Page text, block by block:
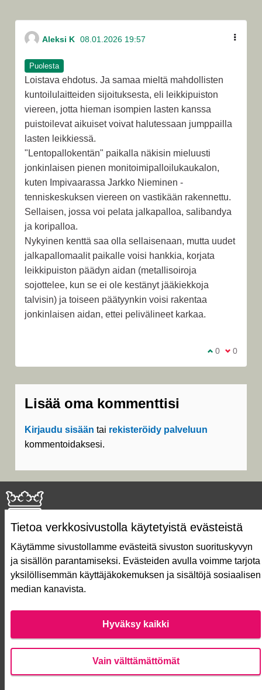
Tietoa verkkosivustolla käytetyistä evästeistä
Käytämme sivustollamme evästeitä sivuston suorituskyvyn
ja sisällön parantamiseksi. Evästeiden avulla voimme tarjota
yksilöllisemmän käyttäjäkokemuksen ja sisältöjä sosiaalisen
median kanavista.
Hyväksy kaikki
Vain välttämättömät
Aleksi K 08.01.2026 19:57
Puolesta
Loistava ehdotus. Ja samaa mieltä mahdollisten
kuntoilulaitteiden sijoituksesta, eli leikkipuiston
viereen, jotta hieman isompien lasten kanssa
puistoilevat aikuiset voivat halutessaan jumppailla
lasten leikkiessä.
"Lentopallokentän" paikalla näkisin mieluusti
jonkinlaisen pienen monitoimipalloilukaukalon,
kuten Impivaarassa Jarkko Nieminen -
tenniskeskuksen viereen on vastikään rakennettu.
Sellaisen, jossa voi pelata jalkapalloa, salibandya
ja koripalloa.
Nykyinen kenttä saa olla sellaisenaan, mutta uudet
jalkapallomaalit paikalle voisi hankkia, korjata
leikkipuiston päädyn aidan (metallisoiroja
sojottelee, kun se ei ole kestänyt jääkiekkoja
talvisin) ja toiseen päätyynkin voisi rakentaa
jonkinlaisen aidan, ettei pelivälineet karkaa.
Olen samaa
0 Olen eri
0
Lisää oma kommenttisi
Kirjaudu sisään tai rekisteröidy palveluun
kommentoidaksesi.
Näin äänestät Asukasbudjetissa
Asukasbudjetin vaiheet
Usein kysytyt kysymykset
Saavutettavuusseloste
Lataa avoimet datatiedostot
Evästeasetukset